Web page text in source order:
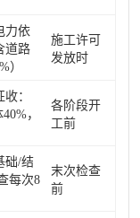
力依
道路
）
施工许可
发放时
：
，
各阶段开
工前
础/结
每次8
末次检查
前